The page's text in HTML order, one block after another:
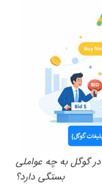
گوگل به چه عواملی
بستگی دارد؟